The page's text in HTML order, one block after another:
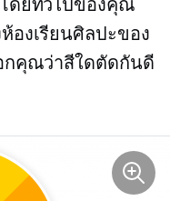
ดยทั่วไปของคุณ
องเรียนศิลปะของ
กคุณว่าสีใดตัดกันดี